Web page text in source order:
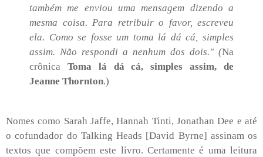
também me enviou uma mensagem dizendo a
mesma coisa. Para retribuir o favor, escreveu
ela. Como se fosse um toma lá dá cá, simples
assim. Não respondi a nenhum dos dois." (Na
crônica Toma lá dá cá, simples assim, de
Jeanne Thornton.)
Nomes como Sarah Jaffe, Hannah Tinti, Jonathan Dee e até
o cofundador do Talking Heads [David Byrne] assinam os
textos que compõem este livro. Certamente é uma leitura